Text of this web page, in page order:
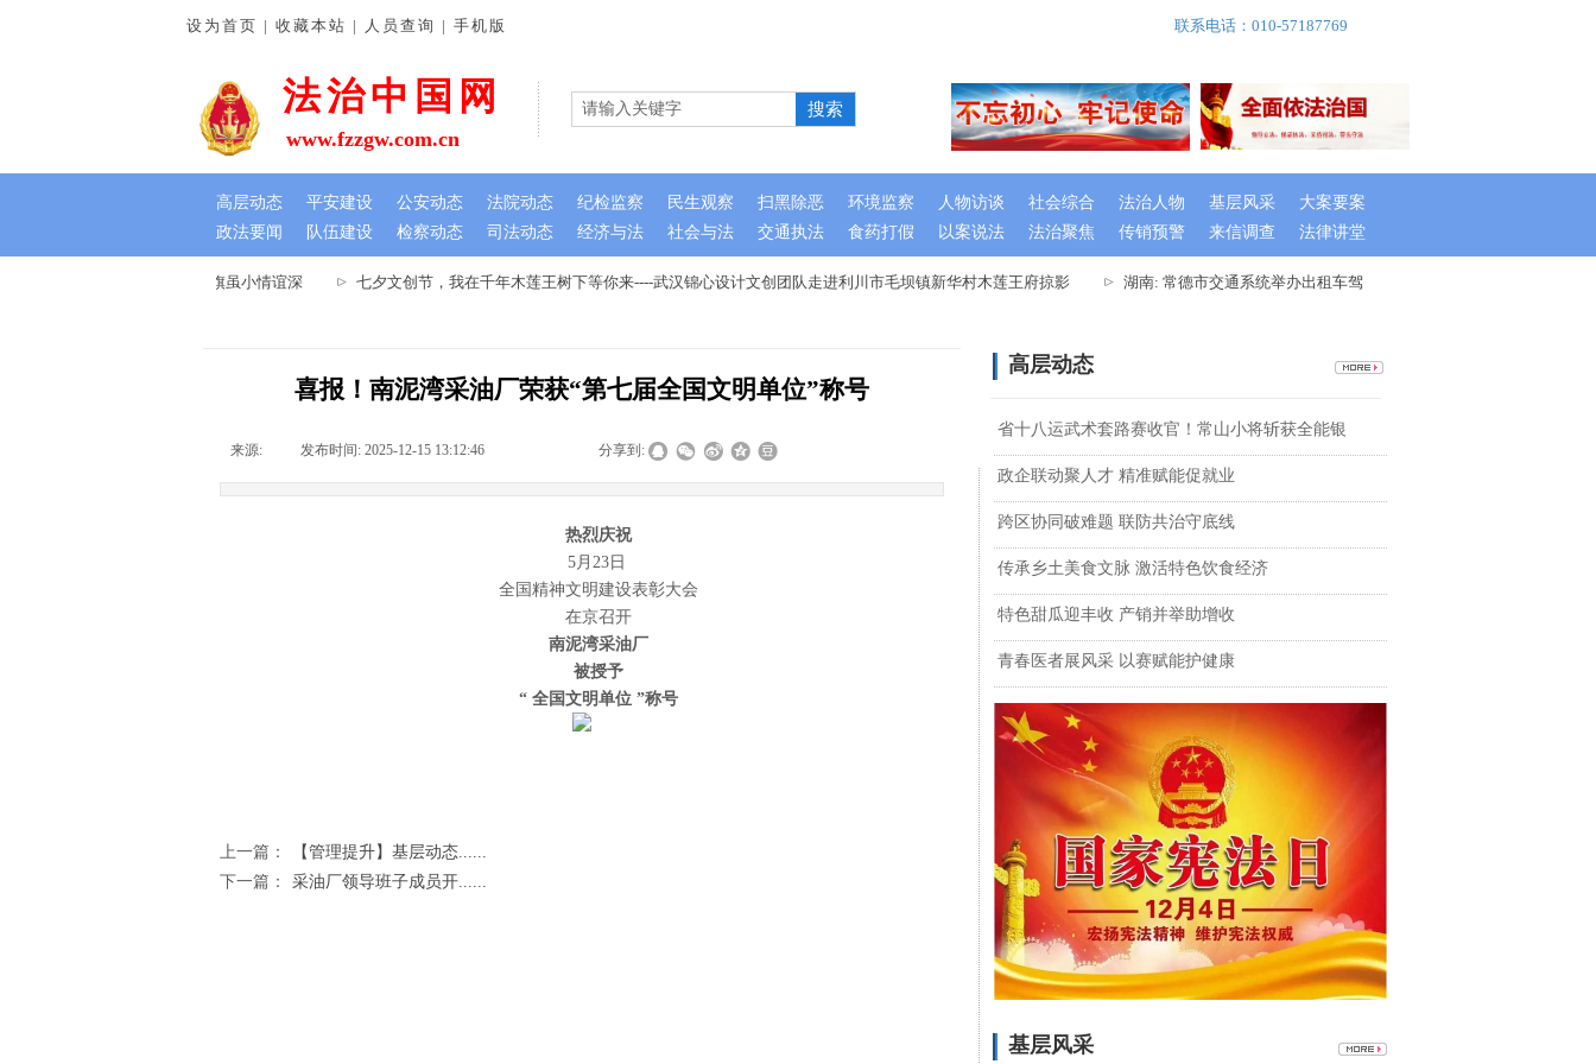
许法院：排忧解难暖民心 锦旗虽小情谊深 七夕文创节，我在千年木莲王树下等你来----武汉锦心设计文创团队走进利川市毛坝镇新华村木莲王府掠影 湖南: 常德市交通系统举办出租车驾驶员创文专题培训班
法治中国网
政法要闻 队伍建设 检察动态 司法动态 经济与法 社会与法 交通执法 食药打假 以案说法 法治聚焦 传销预警 来信调查 法律讲堂
设为首页 | 收藏本站 | 人员查询 | 手机版 联系电话：010-57187769
搜索
www.fzzgw.com.cn
高层动态 平安建设 公安动态 法院动态 纪检监察 民生观察 扫黑除恶 环境监察 人物访谈 社会综合 法治人物 基层风采 大案要案
高层动态
喜报！南泥湾采油厂荣获“第七届全国文明单位”称号
来源: 发布时间: 2025-12-15 13:12:46 分享到:
热烈庆祝
5月23日
全国精神文明建设表彰大会
在京召开
南泥湾采油厂
被授予
“ 全国文明单位 ”称号
上一篇：
【管理提升】基层动态......
下一篇：
采油厂领导班子成员开......
省十八运武术套路赛收官！常山小将斩获全能银
政企联动聚人才 精准赋能促就业
跨区协同破难题 联防共治守底线
传承乡土美食文脉 激活特色饮食经济
特色甜瓜迎丰收 产销并举助增收
青春医者展风采 以赛赋能护健康
基层风采